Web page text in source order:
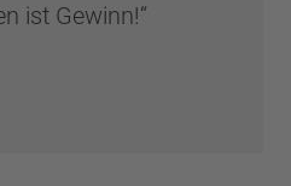
ist Gewinn!